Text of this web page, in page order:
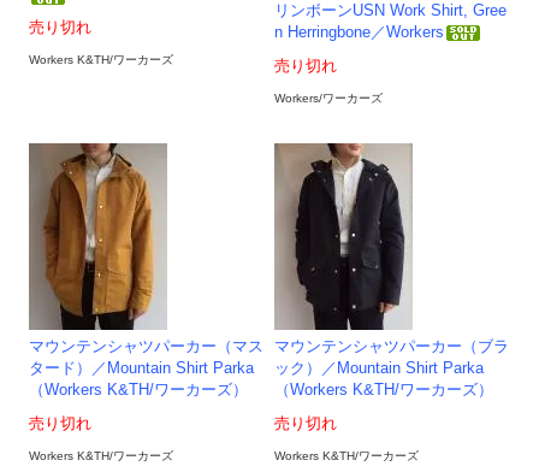
売り切れ
Workers K&TH/ワーカーズ
リンボーンUSN Work Shirt, Gree
n Herringbone／Workers
売り切れ
Workers/ワーカーズ
マウンテンシャツパーカー（マス
タード）／Mountain Shirt Parka
（Workers K&TH/ワーカーズ）
売り切れ
Workers K&TH/ワーカーズ
マウンテンシャツパーカー（ブラ
ック）／Mountain Shirt Parka
（Workers K&TH/ワーカーズ）
売り切れ
Workers K&TH/ワーカーズ